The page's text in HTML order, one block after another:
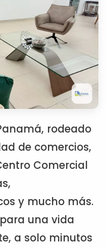
rodeado
de comercios,
Comercial
y mucho más.
una vida
a solo minutos